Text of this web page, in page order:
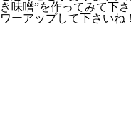
き味噌”を作ってみて下
ワーアップして下さいね！